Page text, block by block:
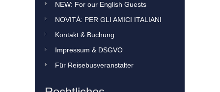
NEW: For our English Guests
NOVITÀ: PER GLI AMICI ITALIANI
Kontakt & Buchung
Impressum & DSGVO
Für Reisebusveranstalter